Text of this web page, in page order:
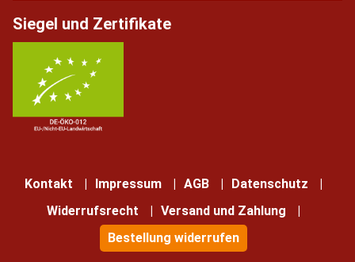
Siegel und Zertifikate
Kontakt Impressum AGB
Datenschutz
Widerrufsrecht
Versand und Zahlung
Bestellung widerrufen